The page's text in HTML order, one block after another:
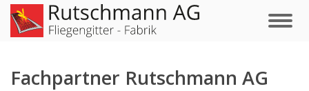
Fachpartner Rutschmann AG